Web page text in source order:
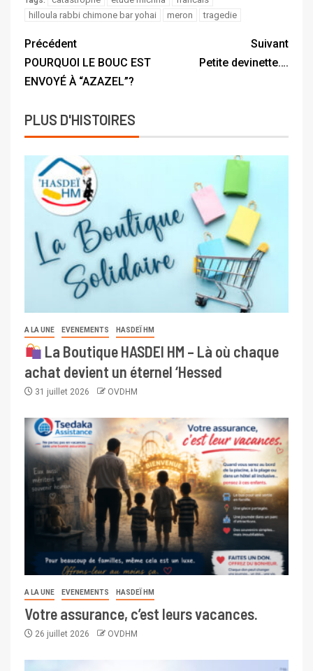
hilloula rabbi chimone bar yohai
meron tragedie
Précédent
POURQUOI LE BOUC EST
ENVOYÉ À “AZAZEL”?
Suivant
Petite devinette….
PLUS D'HISTOIRES
A LA UNE EVENEMENTS HASDEÏ HM
La Boutique HASDEI HM – Là où chaque
achat devient un éternel ‘Hessed
31 juillet 2026 OVDHM
A LA UNE EVENEMENTS HASDEÏ HM
Votre assurance, c’est leurs vacances.
26 juillet 2026 OVDHM